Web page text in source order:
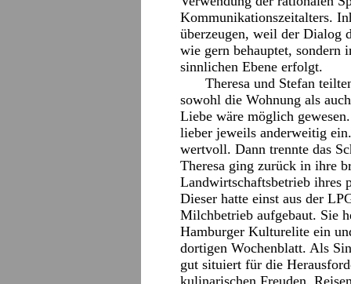
Kommunikationszeitalters.
überzeugen, weil der Dialog
wie gern behauptet, sondern
sinnlichen Ebene erfolgt.
Theresa und Stefan
sowohl die Wohnung als
Liebe wäre möglich
lieber jeweils anderweitig
wertvoll. Dann trennte das
Theresa ging zurück in ihre
Landwirtschaftsbetrieb ihres
Dieser hatte einst aus der
Milchbetrieb aufgebaut. Sie
Hamburger Kulturelite ein
dortigen Wochenblatt. Als
gut situiert für die
kulinarischen Freuden,